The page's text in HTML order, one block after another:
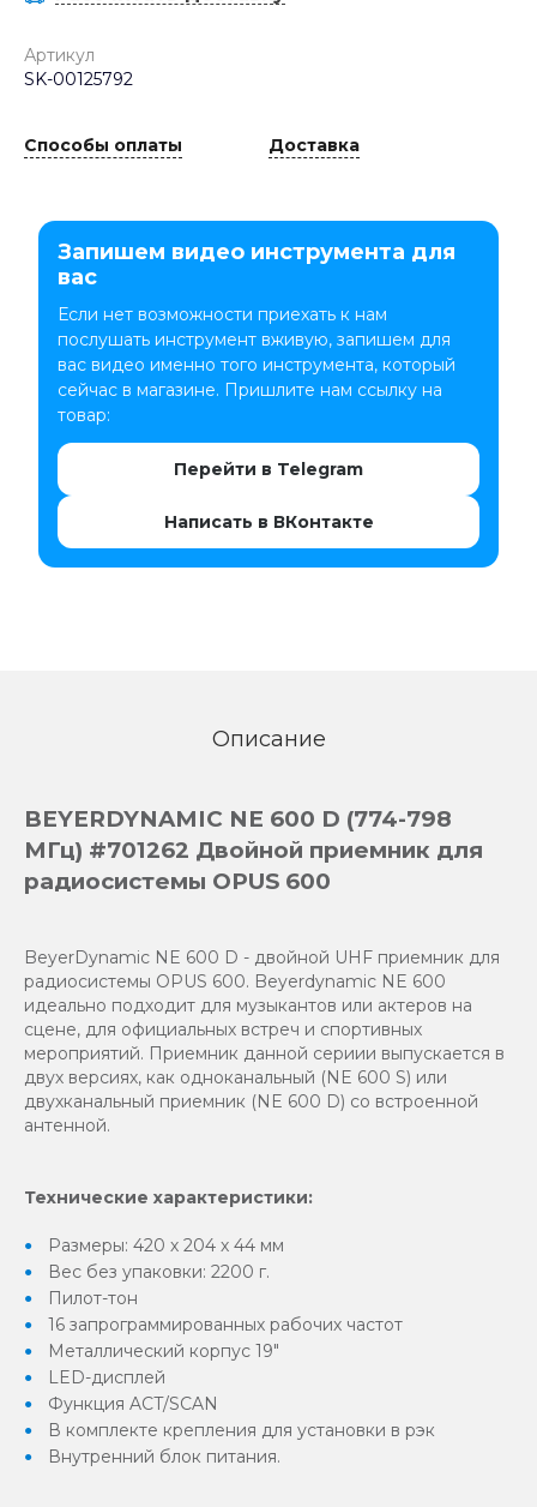
Артикул
SK-00125792
Способы оплаты Доставка
Запишем видео инструмента для
вас
Если нет возможности приехать к нам
послушать инструмент вживую, запишем для
вас видео именно того инструмента, который
сейчас в магазине. Пришлите нам ссылку на
товар:
Перейти в Telegram
Написать в ВКонтакте
Описание
BEYERDYNAMIC NE 600 D (774-798
МГц) #701262 Двойной приемник для
радиосистемы OPUS 600
BeyerDynamic NE 600 D - двойной UHF приемник для
радиосистемы OPUS 600. Beyerdynamic NE 600
идеально подходит для музыкантов или актеров на
сцене, для официальных встреч и спортивных
мероприятий. Приемник данной сериии выпускается в
двух версиях, как одноканальный (NE 600 S) или
двухканальный приемник (NE 600 D) со встроенной
антенной.
Технические характеристики:
Размеры: 420 х 204 х 44 мм
Вес без упаковки: 2200 г.
Пилот-тон
16 запрограммированных рабочих частот
Металлический корпус 19"
LED-дисплей
Функция ACT/SCAN
В комплекте крепления для установки в рэк
Внутренний блок питания.